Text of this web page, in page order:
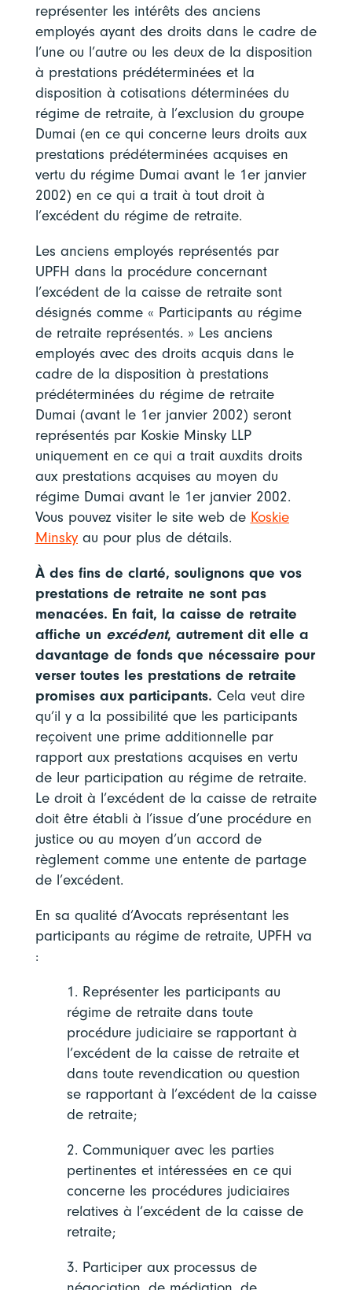
représenter les intérêts des anciens
employés ayant des droits dans le cadre de
l’une ou l’autre ou les deux de la disposition
à prestations prédéterminées et la
disposition à cotisations déterminées du
régime de retraite, à l’exclusion du groupe
Dumai (en ce qui concerne leurs droits aux
prestations prédéterminées acquises en
vertu du régime Dumai avant le 1er janvier
2002) en ce qui a trait à tout droit à
l’excédent du régime de retraite.
Les anciens employés représentés par
UPFH dans la procédure concernant
l’excédent de la caisse de retraite sont
désignés comme « Participants au régime
de retraite représentés. » Les anciens
employés avec des droits acquis dans le
cadre de la disposition à prestations
prédéterminées du régime de retraite
Dumai (avant le 1er janvier 2002) seront
représentés par Koskie Minsky LLP
uniquement en ce qui a trait auxdits droits
aux prestations acquises au moyen du
régime Dumai avant le 1er janvier 2002.
Vous pouvez visiter le site web de Koskie
Minskyau pour plus de détails.
À des fins de clarté, soulignons que vos
prestations de retraite ne sont pas
menacées. En fait, la caisse de retraite
affiche un excédent, autrement dit elle a
davantage de fonds que nécessaire pour
verser toutes les prestations de retraite
promises aux participants. Cela veut dire
qu’il y a la possibilité que les participants
reçoivent une prime additionnelle par
rapport aux prestations acquises en vertu
de leur participation au régime de retraite.
Le droit à l’excédent de la caisse de retraite
doit être établi à l’issue d’une procédure en
justice ou au moyen d’un accord de
règlement comme une entente de partage
de l’excédent.
En sa qualité d’Avocats représentant les
participants au régime de retraite, UPFH va
:
1. Représenter les participants au
régime de retraite dans toute
procédure judiciaire se rapportant à
l’excédent de la caisse de retraite et
dans toute revendication ou question
se rapportant à l’excédent de la caisse
de retraite;
2. Communiquer avec les parties
pertinentes et intéressées en ce qui
concerne les procédures judiciaires
relatives à l’excédent de la caisse de
retraite;
3. Participer aux processus de